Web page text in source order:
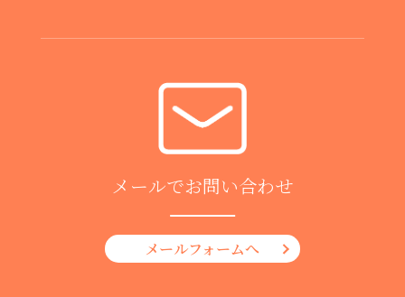
メールでお問い合わせ
メールフォームへ